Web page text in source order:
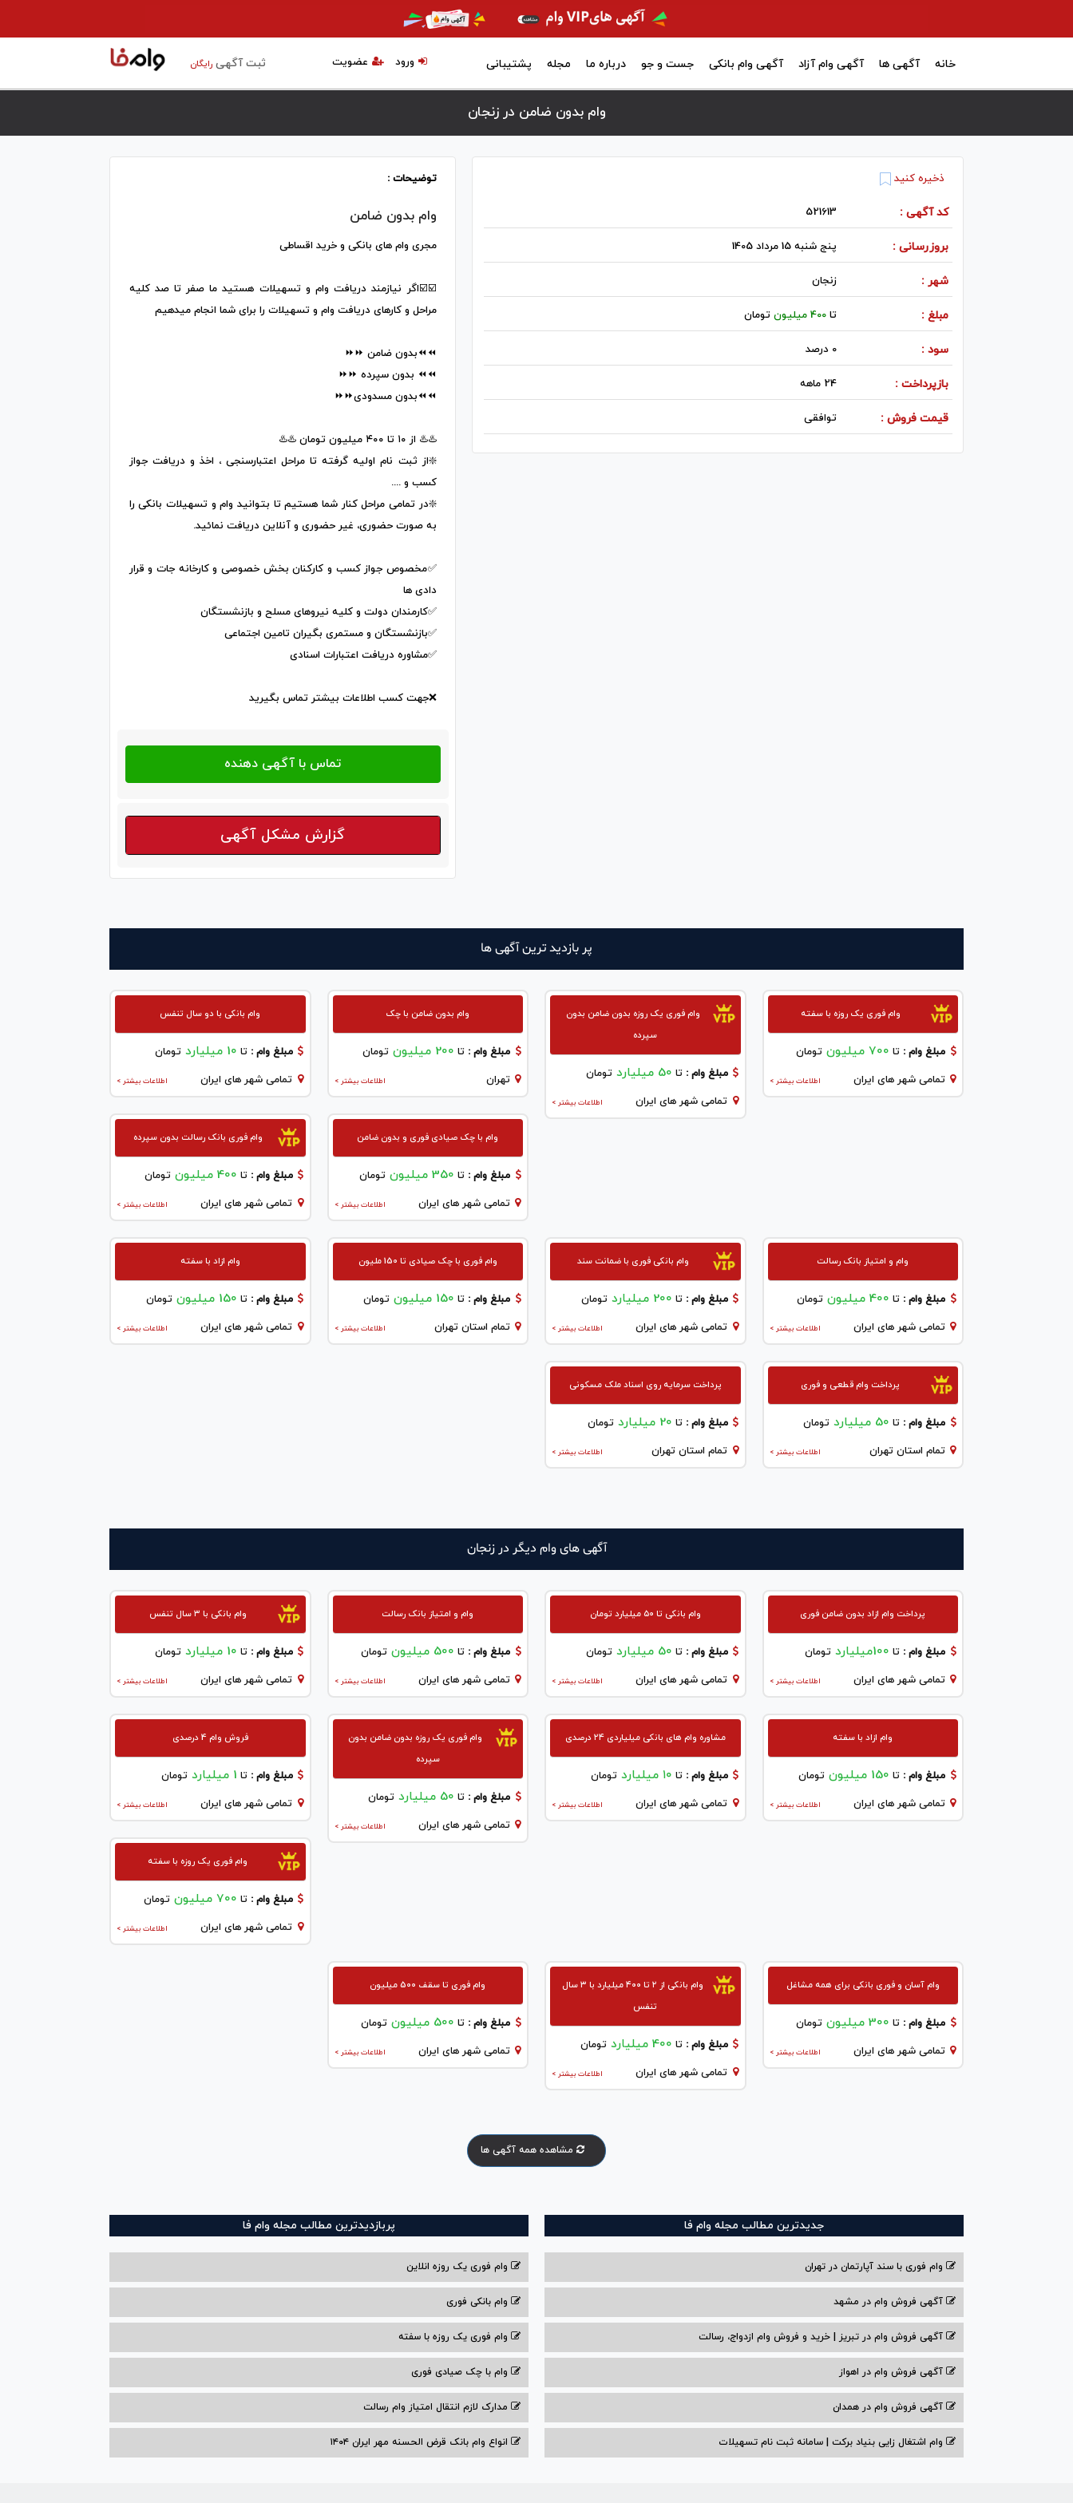
ثبت آگهیرایگان عضویت ورود خانه آگهی ها آگهی وام آزاد آگهی وام بانکی جست و جو درباره ما مجله پشتیبانی
وام بدون ضامن در زنجان
ذخیره کنید
کد آگهی : 521613
بروزرسانی : پنج شنبه 15 مرداد 1405
شهر : زنجان
مبلغ : تا400 میلیون تومان
سود : 0 درصد
بازپرداخت : 24 ماهه
قیمت فروش : توافقی
توضیحات :
وام بدون ضامن
مجری وام های بانکی و خرید اقساطی
☑️☑️اگر نیازمند دریافت وام و تسهیلات هستید ما صفر تا صد کلیه
مراحل و کارهای دریافت وام و تسهیلات را برای شما انجام میدهیم
⏪⏪بدون ضامن ⏩⏩
⏪⏪ بدون سپرده ⏩⏩
⏪⏪بدون مسدودی⏩⏩
♨️♨️ از ۱۰ تا ۴۰۰ میلیون تومان ♨️♨️
❇️از ثبت نام اولیه گرفته تا مراحل اعتبارسنجی ، اخذ و دریافت جواز
کسب و ....
❇️در تمامی مراحل کنار شما هستیم تا بتوانید وام و تسهیلات بانکی را
به صورت حضوری، غیر حضوری و آنلاین دریافت نمائید.
✅مخصوص جواز کسب و کارکنان بخش خصوصی و کارخانه جات و قرار
دادی ها
✅کارمندان دولت و کلیه نیروهای مسلح و بازنشستگان
✅بازنشستگان و مستمری بگیران تامین اجتماعی
✅مشاوره دریافت اعتبارات اسنادی
❌جهت کسب اطلاعات بیشتر تماس بگیرید
گزارش مشکل آگهی
پر بازدید ترین آگهی ها
وام فوری یک روزه با سفته
مبلغ وام : تا 700 میلیون تومان
اطلاعات بیشتر > تمامی شهر های ایران
وام فوری یک روزه بدون ضامن بدون
سپرده
مبلغ وام :تا 50 میلیارد تومان
اطلاعات بیشتر > تمامی شهر های ایران
وام بدون ضامن با چک
مبلغ وام : تا 200 میلیون تومان
اطلاعات بیشتر > تهران
وام بانکی با دو سال تنفس
مبلغ وام :تا 10 میلیارد تومان
اطلاعات بیشتر > تمامی شهر های ایران
وام با چک صیادی فوری و بدون ضامن
مبلغ وام : تا 350 میلیون تومان
اطلاعات بیشتر > تمامی شهر های ایران
وام فوری بانک رسالت بدون سپرده
مبلغ وام :تا 400 میلیون تومان
اطلاعات بیشتر > تمامی شهر های ایران
وام و امتیاز بانک رسالت
مبلغ وام : تا 400 میلیون تومان
اطلاعات بیشتر > تمامی شهر های ایران
وام بانکی فوری با ضمانت سند
مبلغ وام :تا 200 میلیارد تومان
اطلاعات بیشتر > تمامی شهر های ایران
وام فوری با چک صیادی تا 150 ملیون
مبلغ وام : تا 150 میلیون تومان
اطلاعات بیشتر > تمام استان تهران
وام ازاد با سفته
مبلغ وام :تا 150 میلیون تومان
اطلاعات بیشتر > تمامی شهر های ایران
پرداخت وام قطعی و فوری
مبلغ وام : تا 50 میلیارد تومان
اطلاعات بیشتر > تمام استان تهران
پرداخت سرمایه روی اسناد ملک مسکونی
مبلغ وام :تا 20 میلیارد تومان
اطلاعات بیشتر > تمام استان تهران
آگهی های وام دیگر در زنجان
پرداخت وام ازاد بدون ضامن فوری
مبلغ وام : تا 100میلیارد تومان
اطلاعات بیشتر > تمامی شهر های ایران
وام بانکی تا ۵۰ میلیارد تومان
مبلغ وام :تا 50 میلیارد تومان
اطلاعات بیشتر > تمامی شهر های ایران
وام و امتیاز بانک رسالت
مبلغ وام : تا 500 میلیون تومان
اطلاعات بیشتر > تمامی شهر های ایران
وام بانکی با ۳ سال تنفس
مبلغ وام :تا 10 میلیارد تومان
اطلاعات بیشتر > تمامی شهر های ایران
وام ازاد با سفته
مبلغ وام : تا 150 میلیون تومان
اطلاعات بیشتر > تمامی شهر های ایران
مشاوره وام های بانکی میلیاردی ۲۴ درصدی
مبلغ وام :تا ۱۰ میلیارد تومان
اطلاعات بیشتر > تمامی شهر های ایران
وام فوری یک روزه بدون ضامن بدون
سپرده
مبلغ وام : تا 50 میلیارد تومان
اطلاعات بیشتر > تمامی شهر های ایران
فروش وام 4 درصدی
مبلغ وام :تا 1 میلیارد تومان
اطلاعات بیشتر > تمامی شهر های ایران
وام فوری یک روزه با سفته
مبلغ وام :تا 700 میلیون تومان
اطلاعات بیشتر > تمامی شهر های ایران
وام آسان و فوری بانکی برای همه مشاغل
مبلغ وام : تا 300 میلیون تومان
اطلاعات بیشتر > تمامی شهر های ایران
وام بانکی از ۲ تا ۴۰۰ میلیارد با ۳ سال
تنفس
مبلغ وام :تا 400 میلیارد تومان
اطلاعات بیشتر > تمامی شهر های ایران
وام فوری تا سقف 500 میلیون
مبلغ وام : تا 500 میلیون تومان
اطلاعات بیشتر > تمامی شهر های ایران
مشاهده همه آگهی ها
جدیدترین مطالب مجله وام فا
وام فوری با سند آپارتمان در تهران
آگهی فروش وام در مشهد
آگهی فروش وام در تبریز | خرید و فروش وام ازدواج، رسالت
آگهی فروش وام در اهواز
آگهی فروش وام در همدان
وام اشتغال زایی بنیاد برکت | سامانه ثبت نام تسهیلات
پربازدیدترین مطالب مجله وام فا
وام فوری یک روزه انلاین
وام بانکی فوری
وام فوری یک روزه با سفته
وام با‌ چک صیادی‌ فوری
مدارک لازم انتقال امتیاز وام رسالت
انواع وام بانک قرض الحسنه مهر ایران ۱۴۰۴